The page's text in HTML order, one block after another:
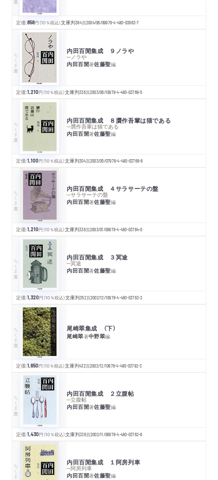
定価:858円 （10％税込）文庫判384頁2004/06/09978-4-480-03963-7
ちくま文庫 内田百閒集成 ９ノラや
─ノラや
内田百閒著佐藤聖編
定価:1,210円 （10％税込）文庫判336頁2003/06/10978-4-480-03769-5
ちくま文庫 内田百閒集成 ８贋作吾輩は猫である
─贋作吾輩は猫である
内田百閒著佐藤聖編
定価:1,100円 （10％税込）文庫判304頁2003/05/07978-4-480-03768-8
ちくま文庫 内田百閒集成 ４サラサーテの盤
─サラサーテの盤
内田百閒著佐藤聖編
定価:1,210円 （10％税込）文庫判336頁2003/01/08978-4-480-03764-0
ちくま文庫 内田百閒集成 ３冥途
─冥途
内田百閒著佐藤聖編
定価:1,320円 （10％税込）文庫判352頁2002/12/10978-4-480-03763-3
ちくま文庫 尾崎翠集成 （下）
尾崎翠著中野翠編
定価:1,650円 （10％税込）文庫判432頁2002/12/10978-4-480-03792-3
ちくま文庫 内田百閒集成 ２立腹帖
─立腹帖
内田百閒著佐藤聖編
定価:1,430円 （10％税込）文庫判336頁2002/11/06978-4-480-03762-6
ちくま文庫 内田百閒集成 １阿房列車
─阿房列車
内田百閒著佐藤聖編